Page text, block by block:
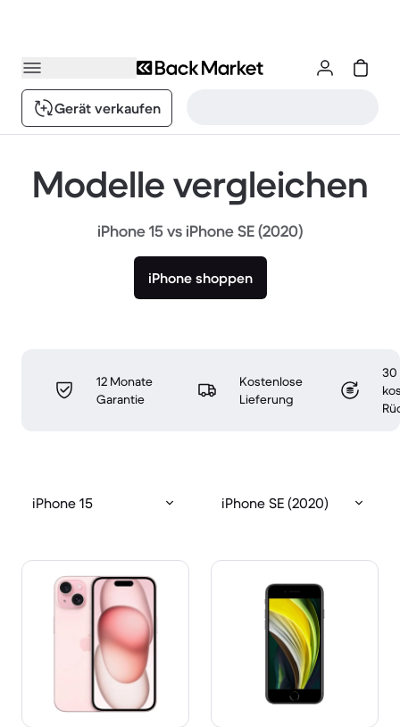
Gerät verkaufen
Modelle vergleichen
iPhone 15 vs iPhone SE (2020)
iPhone shoppen
12 Monate
Garantie
Kostenlose
Lieferung
30
iPhone 15 iPhone SE (2020)